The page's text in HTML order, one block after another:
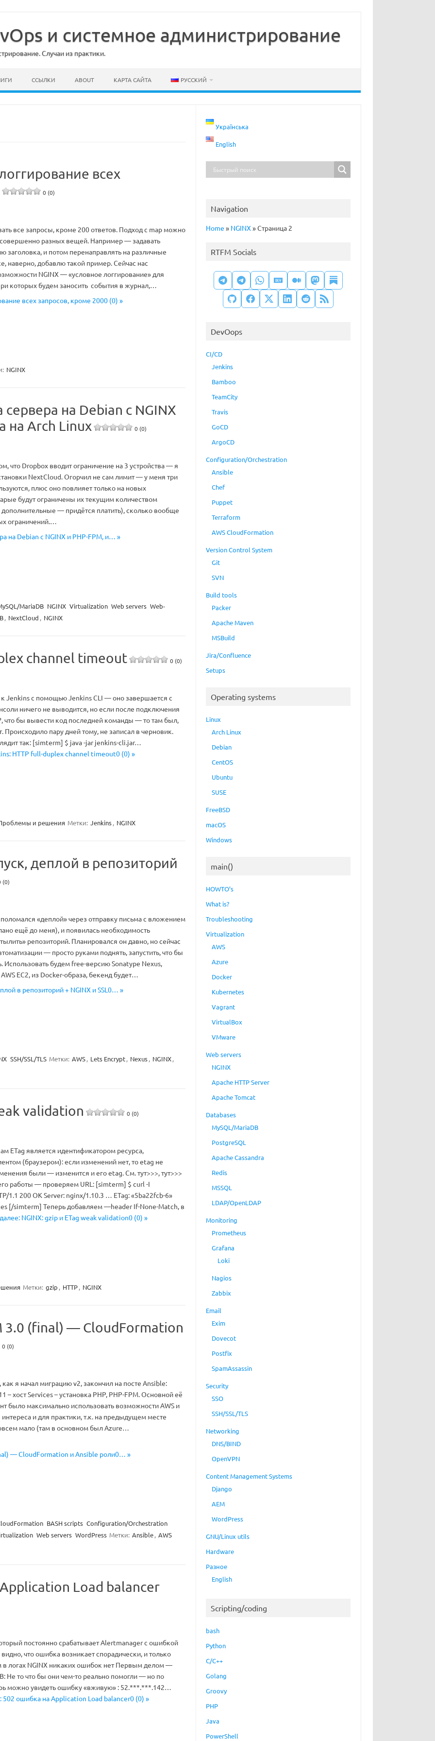
и системное администрирование
Случаи из практики.
ССЫЛКИ ABOUT КАРТА САЙТА РУССКИЙ
всех
0 (0)
все запросы, кроме 200 ответов. Подход с map можно
совершенно разных вещей. Например — задавать
заголовка, и потом перенаправлять на различные
наверно, добавлю такой пример. Сейчас нас
NGINX — «условное логгирование» для
которых будем заносить события в журнал,…
всех запросов, кроме 2000 (0) »
NGINX
на Debian с NGINX
на Arch Linux
0 (0)
что Dropbox вводит ограничение на 3 устройства — я
NextCloud. Огорчил не сам лимит — у меня три
плюс оно повлияет только на новых
будут ограничены их текущим количеством
дополнительные — придётся платить), сколько вообще
ограничений.…
на Debian с NGINX и PHP-FPM, и… »
MariaDB NGINX Virtualization Web servers Web-
, NextCloud , NGINX
channel timeout 0 (0)
Jenkins с помощью Jenkins CLI — оно завершается с
ничего не выводится, но если после подключения
что бы вывести код последней команды — то там был,
Происходило пару дней тому, не записал в черновик.
так: [simterm] $ java -jar jenkins-cli.jar…
HTTP full-duplex channel timeout0 (0) »
и решения Метки: Jenkins, NGINX
деплой в репозиторий
(0)
«деплой» через отправку письма с вложением
ещё до меня), и появилась необходимость
репозиторий. Планировался он давно, но сейчас
— просто руками поднять, запустить, что бы
Использовать будем free-версию Sonatype Nexus,
EC2, из Docker-образа, бекенд будет…
в репозиторий + NGINX и SSL0… »
SSH/SSL/TLS Метки: AWS, Lets Encrypt, Nexus, NGINX,
validation 0 (0)
ETag является идентификатором ресурса,
(браузером): если изменений нет, то etag не
были — изменится и его etag. См. тут>>>, тут>>>
работы — проверяем URL: [simterm] $ curl -I
1.1 200 OK Server: nginx/1.10.3 … ETag: «5ba22fcb-6»
[/simterm] Теперь добавляем —header If-None-Match, в
NGINX: gzip и ETag weak validation0 (0) »
Метки: gzip , HTTP, NGINX
3.0 (final) — CloudFormation
0 (0)
я начал миграцию v2, закончил на посте Ansible:
– хост Services – установка PHP, PHP-FPM. Основной её
было максимально использовать возможности AWS и
и для практики, т.к. на предыдущем месте
мало (там в основном был Azure…
— CloudFormation и Ansible роли0… »
BASH scripts Configuration/Orchestration
Web servers WordPress Метки: Ansible, AWS
Load balancer
постоянно срабатывает Alertmanager с ошибкой
что ошибка возникает спорадически, и только
в логах NGINX никаких ошибок нет Первым делом —
Не то что бы они чем-то реально помогли — но по
можно увидеть ошибку «вживую» : 52.***.***.142…
502 ошибка на Application Load balancer0 (0) »
Українська
English
Navigation
Home » NGINX »Страница 2
RTFM Socials
DevOops
CI/CD
Jenkins
Bamboo
TeamCity
Travis
GoCD
ArgoCD
Configuration/Orchestration
Ansible
Chef
Puppet
Terraform
AWS CloudFormation
Version Control System
Git
SVN
Build tools
Packer
Apache Maven
MSBuild
Jira/Confluence
Setups
Operating systems
Linux
Arch Linux
Debian
CentOS
Ubuntu
SUSE
FreeBSD
macOS
Windows
main()
HOWTO’s
What is?
Troubleshooting
Virtualization
AWS
Azure
Docker
Kubernetes
Vagrant
VirtualBox
VMware
Web servers
NGINX
Apache HTTP Server
Apache Tomcat
Databases
MySQL/MariaDB
PostgreSQL
Apache Cassandra
Redis
MSSQL
LDAP/OpenLDAP
Monitoring
Prometheus
Grafana
Loki
Nagios
Zabbix
Email
Exim
Dovecot
Postfix
SpamAssassin
Security
SSO
SSH/SSL/TLS
Networking
DNS/BIND
OpenVPN
Content Management Systems
Django
AEM
WordPress
GNU/Linux utils
Hardware
Разное
English
Scripting/coding
bash
Python
C/C++
Golang
Groovy
PHP
Java
PowerShell